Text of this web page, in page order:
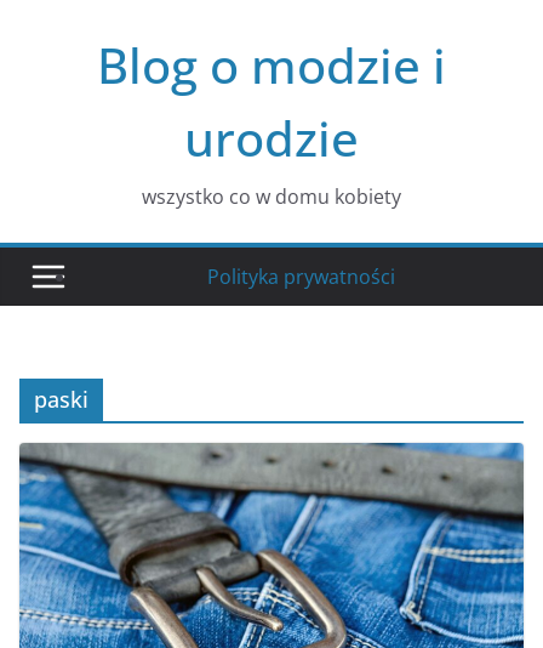
Blog o modzie i
urodzie
wszystko co w domu kobiety
Polityka prywatności
paski